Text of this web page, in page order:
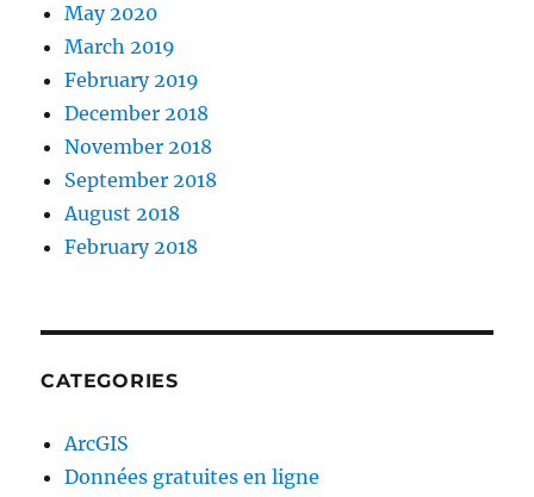
May 2020
March 2019
February 2019
December 2018
November 2018
September 2018
August 2018
February 2018
CATEGORIES
ArcGIS
Données gratuites en ligne